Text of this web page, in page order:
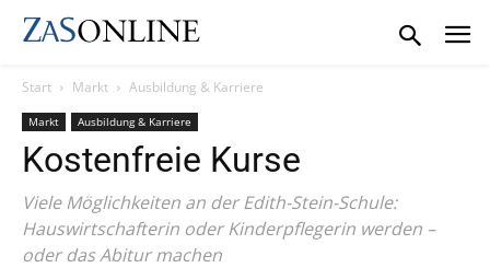
Start Markt Ausbildung & Karriere
Markt Ausbildung & Karriere
Kostenfreie Kurse
Viele Möglichkeiten an der Edith-Stein-Schule:
Hauswirtschafterin oder Kinderpflegerin werden –
oder das Abitur machen